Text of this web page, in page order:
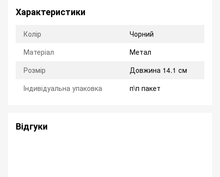
Характеристики
Колір
Чорний
Матеріал
Метал
Розмір
Довжина 14.1 см
Індивідуальна упаковка
п\п пакет
Відгуки